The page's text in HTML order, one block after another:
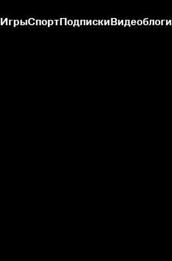
ИгрыСпортПодпискиВидеоблоги